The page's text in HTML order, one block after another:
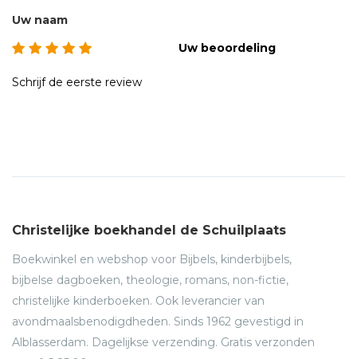
Uw naam
Uw beoordeling
Schrijf de eerste review
Christelijke boekhandel de Schuilplaats
Boekwinkel en webshop voor Bijbels, kinderbijbels,
bijbelse dagboeken, theologie, romans, non-fictie,
christelijke kinderboeken. Ook leverancier van
avondmaalsbenodigdheden. Sinds 1962 gevestigd in
Alblasserdam. Dagelijkse verzending. Gratis verzonden